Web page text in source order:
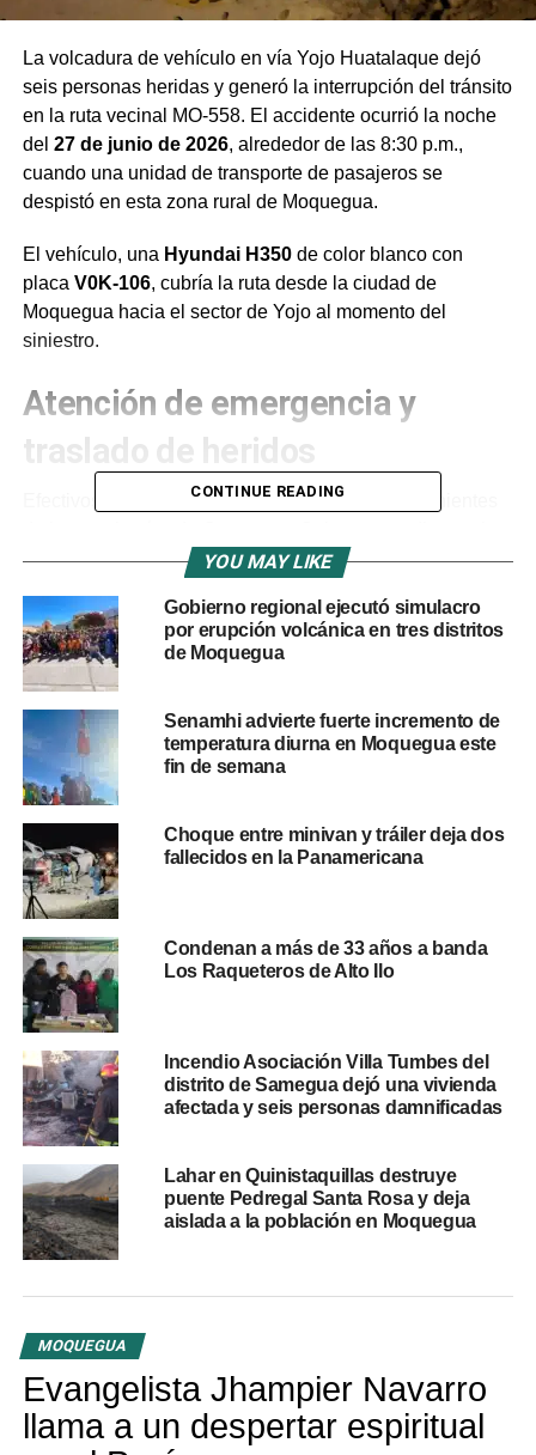
La volcadura de vehículo en vía Yojo Huatalaque dejó
seis personas heridas y generó la interrupción del tránsito
en la ruta vecinal MO-558. El accidente ocurrió la noche
del 27 de junio de 2026, alrededor de las 8:30 p.m.,
cuando una unidad de transporte de pasajeros se
despistó en esta zona rural de Moquegua.
El vehículo, una Hyundai H350de color blanco con
placa V0K-106, cubría la ruta desde la ciudad de
Moquegua hacia el sector de Yojo al momento del
siniestro.
Atención de emergencia y
traslado de heridos
Policía Nacional del Perú
lugar junto a personal de salud y unidades de rescate
Según el reporte oficial, cinco de los heridos fueron
trasladados al
Puesto de Salud de Sacuaya
recibieron atención médica inicial. En tanto, un sexto
paciente, con pronóstico reservado, fue evacuado hacia
la ciudad de Moquegua para atención especializada.
Monitoreo y acciones de las
autoridades
ElCOER Moquegua
con la Oficina de Gestión del Riesgo de Desastres de la
Municipalidad Distrital de Cuchumbaya, cuyo personal
permanece en la zona del accidente.
Asimismo, se estableció comunicación con el COEP
Mariscal Nieto para reforzar el seguimiento de la
emergencia y garantizar una respuesta articulada.
Tránsito permanece restringido
en la zona
vecinal MO-558 continúa interrumpido mientras se
desarrollan las labores de atención y retiro de la unidad
accidentada.
Se recomendó a los conductores evitar la ruta y tomar
precauciones ante posibles demoras, mientras se
CONTINUE READING
YOU MAY LIKE
Gobierno regional ejecutó simulacro
por erupción volcánica en tres distritos
de Moquegua
Senamhi advierte fuerte incremento de
temperatura diurna en Moquegua este
fin de semana
Choque entre minivan y tráiler deja dos
fallecidos en la Panamericana
Condenan a más de 33 años a banda
Los Raqueteros de Alto Ilo
Incendio Asociación Villa Tumbes del
distrito de Samegua dejó una vivienda
afectada y seis personas damnificadas
Lahar en Quinistaquillas destruye
puente Pedregal Santa Rosa y deja
aislada a la población en Moquegua
MOQUEGUA
Evangelista Jhampier Navarro
llama a un despertar espiritual